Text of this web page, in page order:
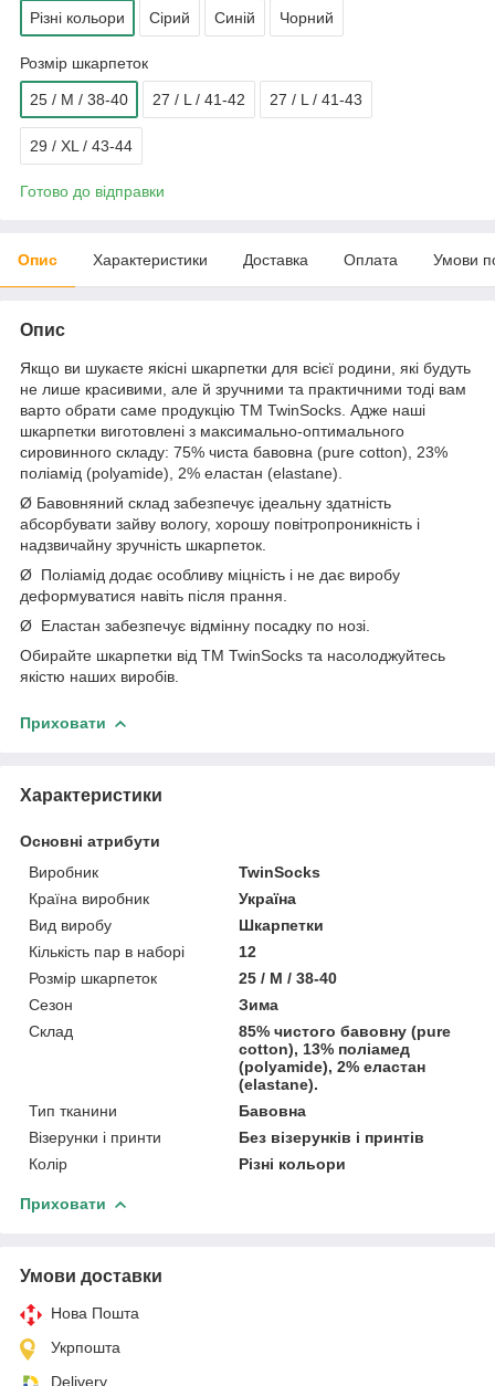
Різні кольори Сірий Синій Чорний
Розмір шкарпеток
25 / M / 38-40 27 / L / 41-42 27 / L / 41-43
29 / XL / 43-44
Готово до відправки
Опис Характеристики Доставка Оплата Умови
Опис
Якщо ви шукаєте якісні шкарпетки для всієї родини, які будуть
не лише красивими, але й зручними та практичними тоді вам
варто обрати саме продукцію ТM TwinSocks. Адже наші
шкарпетки виготовлені з максимально-оптимального
сировинного складу: 75% чиста бавовна (pure cotton), 23%
поліамід (polyamide), 2% еластан (elastane).
Ø Бавовняний склад забезпечує ідеальну здатність
абсорбувати зайву вологу, хорошу повітропроникність і
надзвичайну зручність шкарпеток.
Ø Поліамід додає особливу міцність і не дає виробу
деформуватися навіть після прання.
Ø Еластан забезпечує відмінну посадку по нозі.
Обирайте шкарпетки від ТM TwinSocks та насолоджуйтесь
якістю наших виробів.
Приховати
Характеристики
Основні атрибути
Виробник
TwinSocks
Країна виробник
Україна
Вид виробу
Шкарпетки
Кількість пар в наборі
12
Розмір шкарпеток
25 / M / 38-40
Сезон
Зима
Склад
85% чистого бавовну (pure
cotton), 13% поліамед
(polyamide), 2% еластан
(elastane).
Тип тканини
Бавовна
Візерунки і принти
Без візерунків і принтів
Колір
Різні кольори
Приховати
Умови доставки
Нова Пошта
Укрпошта
Delivery